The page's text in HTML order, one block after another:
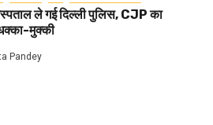
ले गई दिल्ली पुलिस, CJP का
मुक्की
Pandey